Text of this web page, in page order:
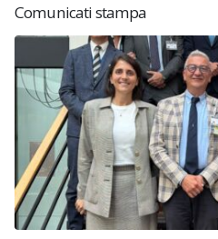
Comunicati stampa